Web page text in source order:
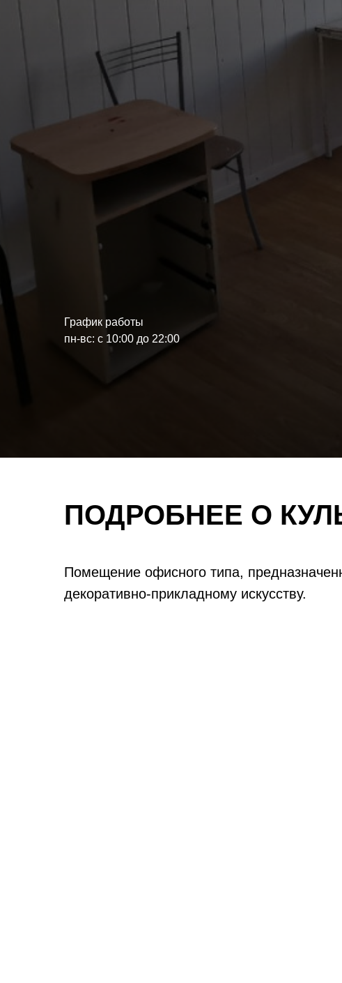
График работы
пн-вс: с 10:00 до 22:00
ПОДРОБНЕЕ О
Помещение офисного типа,
декоративно-прикладному искусству.